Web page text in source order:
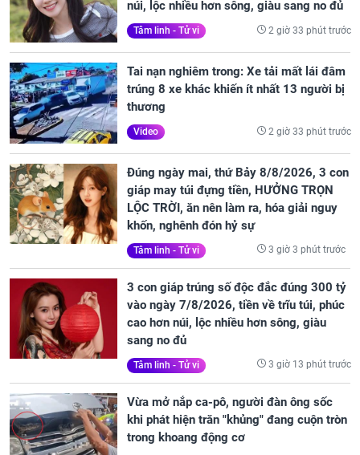
núi, lộc nhiều hơn sông, giàu sang no đủ
Tâm linh - Tử vi 2 giờ 33 phút trước
Tai nạn nghiêm trong: Xe tải mất lái đâm
trúng 8 xe khác khiến ít nhất 13 người bị
thương
Video 2 giờ 33 phút trước
Đúng ngày mai, thứ Bảy 8/8/2026, 3 con
giáp may túi đựng tiền, HƯỞNG TRỌN
LỘC TRỜI, ăn nên làm ra, hóa giải nguy
khốn, nghênh đón hỷ sự
Tâm linh - Tử vi 3 giờ 3 phút trước
3 con giáp trúng số độc đắc đúng 300 tỷ
vào ngày 7/8/2026, tiền về trĩu túi, phúc
cao hơn núi, lộc nhiều hơn sông, giàu
sang no đủ
Tâm linh - Tử vi 3 giờ 13 phút trước
Vừa mở nắp ca-pô, người đàn ông sốc
khi phát hiện trăn "khủng" đang cuộn tròn
trong khoang động cơ